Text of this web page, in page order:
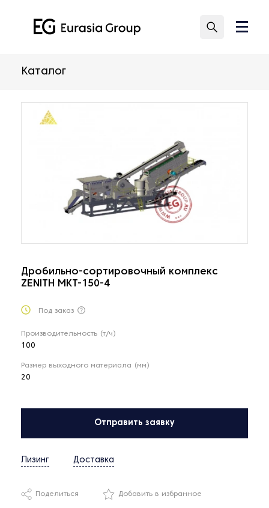
Каталог
Дробильно-сортировочный комплекс
ZENITH MKT-150-4
Под заказ
Производительность (т/ч)
100
Размер выходного материала (мм)
20
Отправить заявку
Лизинг Доставка
Поделиться Добавить в избранное